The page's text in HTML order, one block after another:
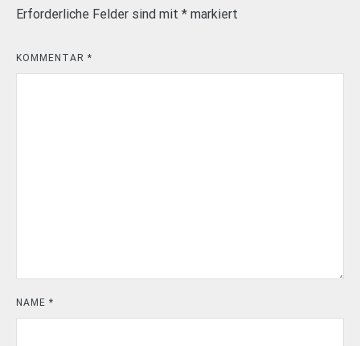
Erforderliche Felder sind mit * markiert
KOMMENTAR *
NAME *